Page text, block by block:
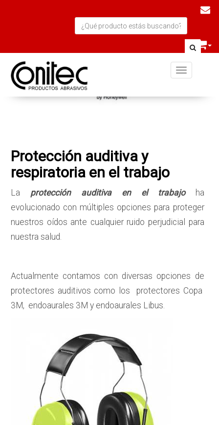
Toggle
Protección auditiva y
respiratoria en el trabajo
La protección auditiva en el trabajoha
evolucionado con múltiples opciones para proteger
nuestros oídos ante cualquier ruido perjudicial para
nuestra salud.
Actualmente contamos con diversas opciones de
protectores auditivos como los protectores Copa
3M, endoaurales 3M y endoaurales Libus.